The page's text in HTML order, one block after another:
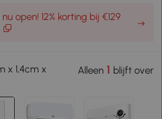
open! 12% korting bij €129
x 1,4cm x
Alleen1 blijft over